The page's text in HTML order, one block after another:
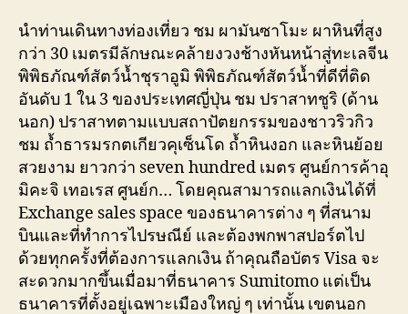
นำท่านเดินทางท่องเที่ยว ชม ผามันซาโมะ ผาหินที่สูง
กว่า 30 เมตรมีลักษณะคล้ายงวงช้างหันหน้าสู่ทะเลจีน
พิพิธภัณฑ์สัตว์น้ำชุราอูมิ พิพิธภัณฑ์สัตว์น้ำที่ดีที่ติด
อันดับ 1 ใน 3 ของประเทศญี่ปุ่น ชม ปราสาทชูริ (ด้าน
นอก) ปราสาทตามแบบสถาปัตยกรรมของชาวริวกิว
ชม ถ้ำธารมรกตเกียวคุเซ็นโด ถ้ำหินงอก และหินย้อย
สวยงาม ยาวกว่า seven hundred เมตร ศูนย์การค้าอุ
มิคะจิ เทอเรส ศูนย์ก… โดยคุณสามารถแลกเงินได้ที่
Exchange sales space ของธนาคารต่าง ๆ ที่สนาม
บินและที่ทำการไปรษณีย์ และต้องพกพาสปอร์ตไป
ด้วยทุกครั้งที่ต้องการแลกเงิน ถ้าคุณถือบัตร Visa จะ
สะดวกมากขึ้นเมื่อมาที่ธนาคาร Sumitomo แต่เป็น
ธนาคารที่ตั้งอยู่เฉพาะเมืองใหญ่ ๆ เท่านั้น เขตนอก